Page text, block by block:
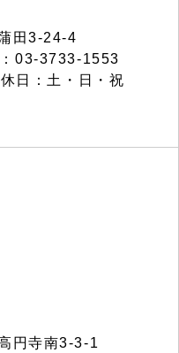
田3-24-4
03-3733-1553
日：土・日・祝
円寺南3-3-1